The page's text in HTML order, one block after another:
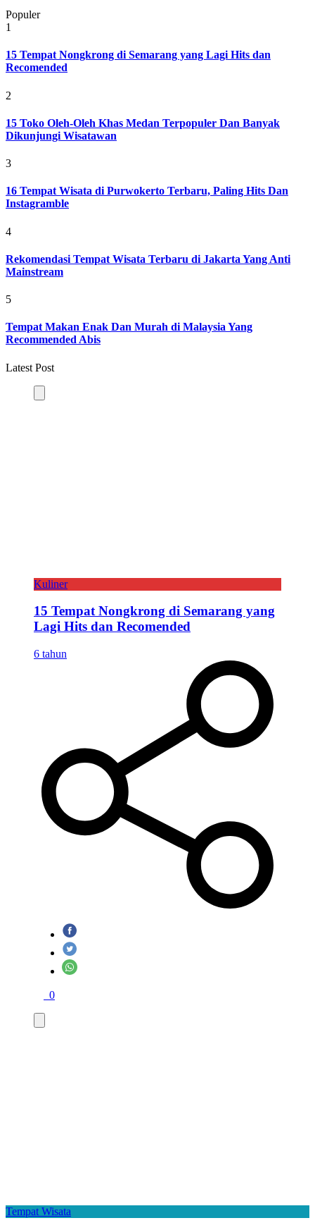
Populer
1
15 Tempat Nongkrong di Semarang yang Lagi Hits dan
Recomended
2
15 Toko Oleh-Oleh Khas Medan Terpopuler Dan Banyak
Dikunjungi Wisatawan
3
16 Tempat Wisata di Purwokerto Terbaru, Paling Hits Dan
Instagramble
4
Rekomendasi Tempat Wisata Terbaru di Jakarta Yang Anti
Mainstream
5
Tempat Makan Enak Dan Murah di Malaysia Yang
Recommended Abis
Latest Post
Kuliner
15 Tempat Nongkrong di Semarang yang
Lagi Hits dan Recomended
6 tahun
0
Tempat Wisata